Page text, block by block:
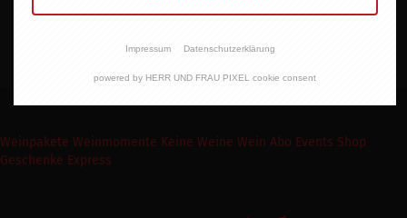
Enhält Sulfite
Weinpakete Weinmomente Keine Weine Wein Abo Events Shop
Geschenke Express
Impressum Datenschutzerklärung
powered by HERR UND FRAU PIXEL cookie consent